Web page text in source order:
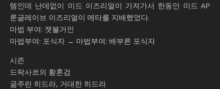
템인데 난데없이 미드 이즈리얼이 가져가서 한동안 미드 AP
룬글레이브 이즈리얼이 메타를 지배했었다.
마법 부여: 잿불거인
마법부여: 포식자 → 마법부여: 배부른 포식자
시즌
드락사르의 황혼검
굶주린 히드라, 거대한 히드라